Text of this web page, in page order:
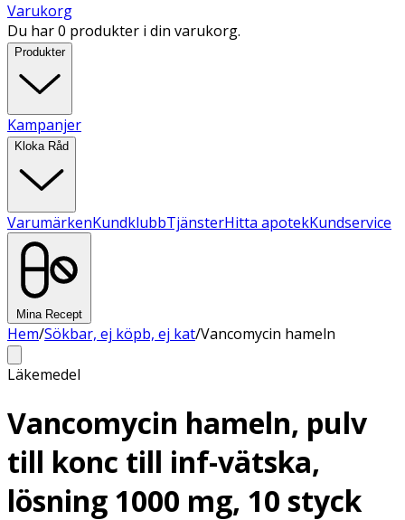
Varukorg
Du har 0 produkter i din varukorg.
Produkter
Kampanjer
Kloka Råd
VarumärkenKundklubbTjänsterHitta apotekKundservice
Mina Recept
Hem/Sökbar, ej köpb, ej kat/Vancomycin hameln
Läkemedel
Vancomycin hameln, pulv
till konc till inf-vätska,
lösning 1000 mg, 10 styck